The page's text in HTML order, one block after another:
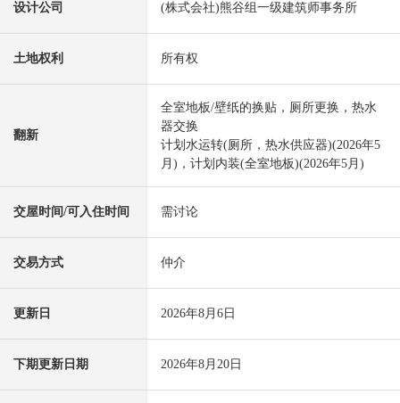
设计公司 (株式会社)熊谷组一级建筑师事务所
土地权利 所有权
翻新
全室地板/壁纸的换贴，厕所更换，热水
器交换
计划水运转(厕所，热水供应器)(2026年5
月)，计划内装(全室地板)(2026年5月)
交屋时间/可入住时间 需讨论
交易方式 仲介
更新日 2026年8月6日
下期更新日期 2026年8月20日